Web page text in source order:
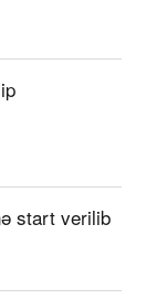
start verilib